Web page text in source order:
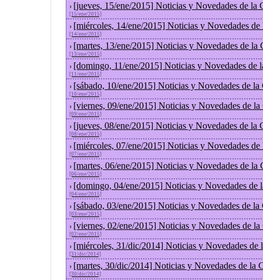
› [jueves, 15/ene/2015] Noticias y Novedades de la
[15/ene/2015]
› [miércoles, 14/ene/2015] Noticias y Novedades
[14/ene/2015]
› [martes, 13/ene/2015] Noticias y Novedades de la
[13/ene/2015]
› [domingo, 11/ene/2015] Noticias y Novedades de
[11/ene/2015]
› [sábado, 10/ene/2015] Noticias y Novedades de la
[10/ene/2015]
› [viernes, 09/ene/2015] Noticias y Novedades de
[09/ene/2015]
› [jueves, 08/ene/2015] Noticias y Novedades de la
[08/ene/2015]
› [miércoles, 07/ene/2015] Noticias y Novedades
[07/ene/2015]
› [martes, 06/ene/2015] Noticias y Novedades de la
[06/ene/2015]
› [domingo, 04/ene/2015] Noticias y Novedades de
[04/ene/2015]
› [sábado, 03/ene/2015] Noticias y Novedades de la
[03/ene/2015]
› [viernes, 02/ene/2015] Noticias y Novedades de
[02/ene/2015]
› [miércoles, 31/dic/2014] Noticias y Novedades de
[31/dic/2014]
› [martes, 30/dic/2014] Noticias y Novedades de la
[30/dic/2014]